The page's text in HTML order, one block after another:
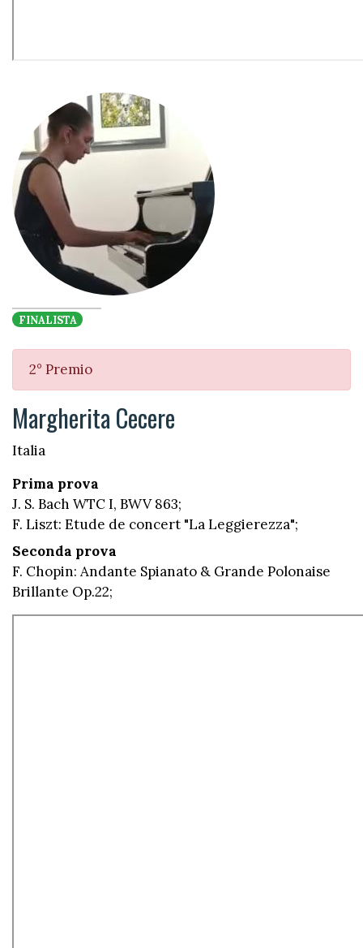
FINALISTA
2° Premio
Margherita Cecere
Italia
Prima prova
J. S. Bach WTC I, BWV 863;
F. Liszt: Etude de concert "La Leggierezza";
Seconda prova
F. Chopin: Andante Spianato & Grande Polonaise
Brillante Op.22;